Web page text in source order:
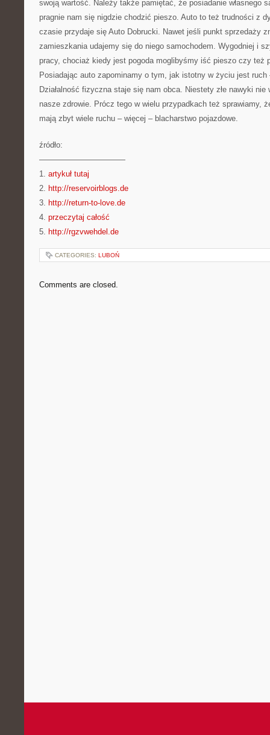
swoją wartość. Należy także pamiętać, że posiadanie własnego
pragnie nam się nigdzie chodzić pieszo. Auto to też trudności z
czasie przydaje się Auto Dobrucki. Nawet jeśli punkt sprzedaży
zamieszkania udajemy się do niego samochodem. Wygodniej i
pracy, chociaż kiedy jest pogoda moglibyśmy iść pieszo czy też
Posiadając auto zapominamy o tym, jak istotny w życiu jest ruch
Działalność fizyczna staje się nam obca. Niestety złe nawyki nie
nasze zdrowie. Prócz tego w wielu przypadkach też sprawiamy,
mają zbyt wiele ruchu – więcej – blacharstwo pojazdowe.
źródło:
———————————
1. artykuł tutaj
2. http://reservoirblogs.de
3. http://return-to-love.de
4. przeczytaj całość
5. http://rgzvwehdel.de
CATEGORIES: LUBOŃ
Comments are closed.